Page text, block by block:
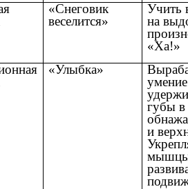
«Снеговик
веселится»
Учить
на
«Ха!»
«Улыбка»
умение
губы в
и